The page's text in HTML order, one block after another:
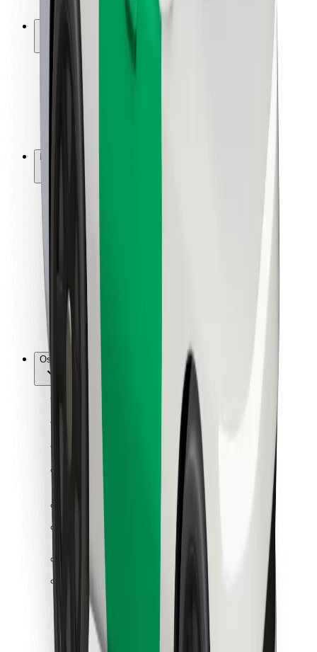
Sigurnosni laboratorij
Lokacije
Zračne luke
Bolt stanice za punjenje
Podrška
Za korisnike
Za dostavljače
Bolt Food
Za vlasnike flota
Za restorane
Ostalo
Uvjeti i odredbe
Sigurnost
Zatraži vožnju i putuj kroz nekoliko minuta!
Preuzmi aplikaciju Bolt
Pronađi svoje najdraže jelo!
Preuzmi aplikaciju Bolt Food